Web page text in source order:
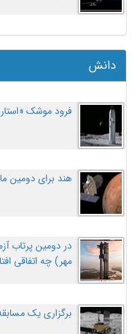
دانش
فرود موشک
هند برای دومین
مهر‌) چه اتفاقی
برگزاری یک